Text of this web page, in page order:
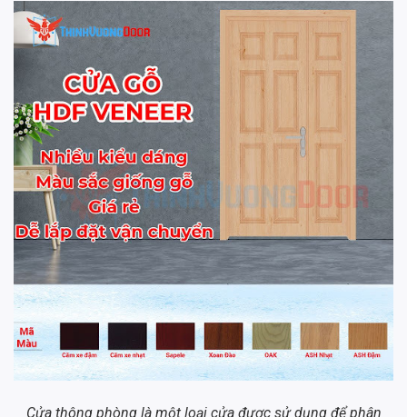
Cửa thông phòng là một loại cửa được sử dụng để phân